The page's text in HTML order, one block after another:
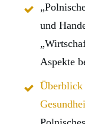
und
Aspekte
Überblick